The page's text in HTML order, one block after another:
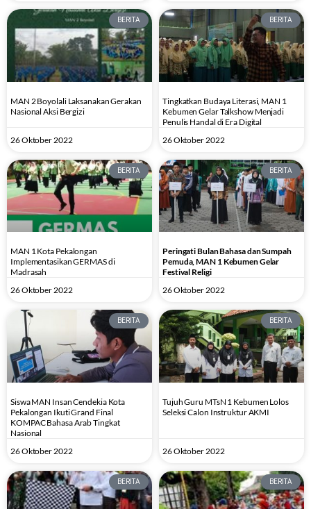
BERITA
MAN 2 Boyolali Laksanakan Gerakan
Nasional Aksi Bergizi
26 Oktober 2022
BERITA
Tingkatkan Budaya Literasi, MAN 1
Kebumen Gelar Talkshow Menjadi
Penulis Handal di Era Digital
26 Oktober 2022
BERITA
MAN 1 Kota Pekalongan
Implementasikan GERMAS di
Madrasah
26 Oktober 2022
BERITA
Peringati Bulan Bahasa dan Sumpah
Pemuda, MAN 1 Kebumen Gelar
Festival Religi
26 Oktober 2022
BERITA
Siswa MAN Insan Cendekia Kota
Pekalongan Ikuti Grand Final
KOMPAC Bahasa Arab Tingkat
Nasional
26 Oktober 2022
BERITA
Tujuh Guru MTsN 1 Kebumen Lolos
Seleksi Calon Instruktur AKMI
26 Oktober 2022
BERITA BERITA